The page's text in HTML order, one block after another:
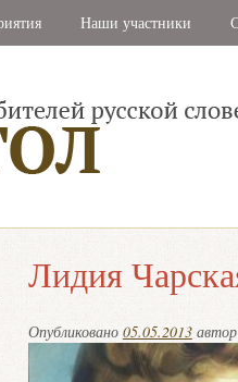
Наши участники
Лидия
Опубликовано 05.05.2013